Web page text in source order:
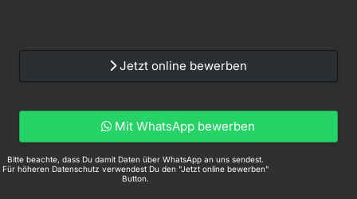
Jetzt online bewerben
Mit WhatsApp bewerben
Bitte beachte, dass Du damit Daten über WhatsApp an uns sendest.
Für höheren Datenschutz verwendest Du den "Jetzt online bewerben"
Button.